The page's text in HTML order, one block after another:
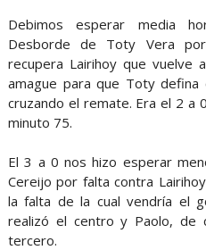
Debimos esperar media
Desborde de Toty Vera
recupera Lairihoy que vuelve
amague para que Toty defina
cruzando el remate. Era el 2 a
minuto 75.
El 3 a 0 nos hizo esperar
Cereijo por falta contra
la falta de la cual vendría el
realizó el centro y Paolo, de
tercero.